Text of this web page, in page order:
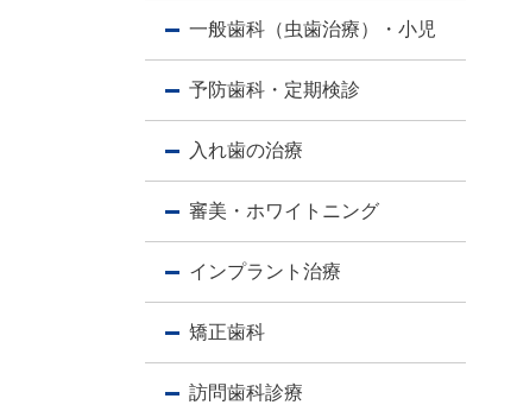
一般歯科（虫歯治療）・小児
予防歯科・定期検診
入れ歯の治療
審美・ホワイトニング
インプラント治療
矯正歯科
訪問歯科診療